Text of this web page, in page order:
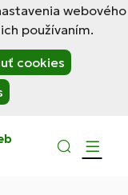
webového
používaním.
cookies